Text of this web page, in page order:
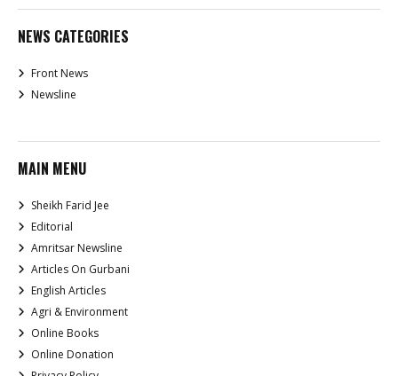
NEWS CATEGORIES
Front News
Newsline
MAIN MENU
Sheikh Farid Jee
Editorial
Amritsar Newsline
Articles On Gurbani
English Articles
Agri & Environment
Online Books
Online Donation